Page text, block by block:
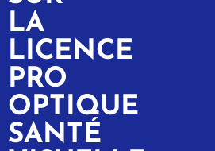
LA
LICENCE
PRO
OPTIQUE
SANTÉ